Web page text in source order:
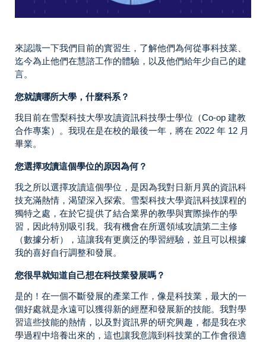
來認識一下我們目前的實習生，了解他們為何從事科技業、
迄今為止他們在慧諮工作的體驗，以及他們給年少自己的建
言。
您就讀哪所大學，什麼科系？
我目前在雪梨科技大學攻讀資訊科技學士學位（Co-op 建教
合作專案）。我現在是在校的最後一年，將在 2022 年 12 月
畢業。
您選擇攻讀這個學位的原因為何？
我之所以選擇攻讀這個學位，是因為我對日新月異的資訊科
技充滿熱情，渴望深入探索。雪梨科技大學資訊科技課程的
獨特之處，在於它提供了結合業界的教學與實際操作的學
習，因此特別吸引我。我有機會在所選領域攻讀第二主修
（數據分析），這讓我有更廣泛的學習經驗，並且可以根據
我的喜好自行調整和發展。
您很早就知道自己想在科技業發展嗎？
是的！在一個不斷發展的產業工作，像是科技業，最大的一
個好處就是永遠可以獲得新的經歷和發展新的技能。我對學
習這些技能的熱情，以及對資訊界的研究興趣，都是我在求
學過程中培養出來的，這也讓我意識到科技業的工作會很適